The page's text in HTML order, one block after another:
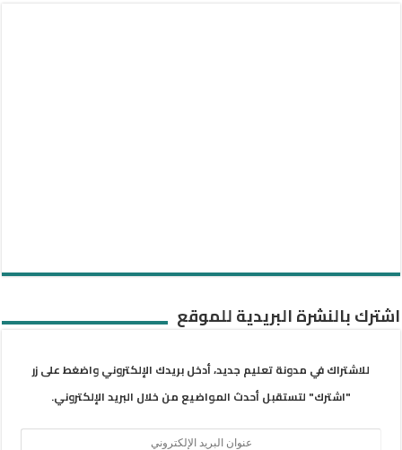
اشترك بالنشرة البريدية للموقع
للاشتراك في مدونة تعليم جديد، أدخل بريدك الإلكتروني واضغط على زر
"اشترك" لتستقبل أحدث المواضيع من خلال البريد الإلكتروني.